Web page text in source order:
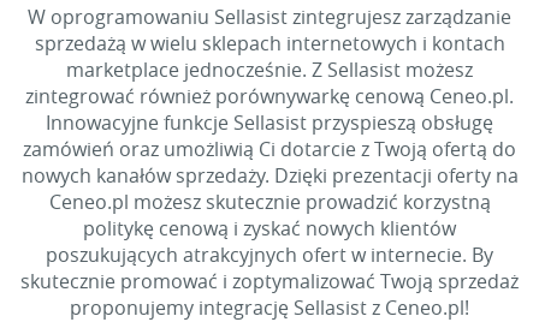
W oprogramowaniu Sellasist zintegrujesz zarządzanie
sprzedażą w wielu sklepach internetowych i kontach
marketplace jednocześnie. Z Sellasist możesz
zintegrować również porównywarkę cenową Ceneo.pl.
Innowacyjne funkcje Sellasist przyspieszą obsługę
zamówień oraz umożliwią Ci dotarcie z Twoją ofertą do
nowych kanałów sprzedaży. Dzięki prezentacji oferty na
Ceneo.pl możesz skutecznie prowadzić korzystną
politykę cenową i zyskać nowych klientów
poszukujących atrakcyjnych ofert w internecie. By
skutecznie promować i zoptymalizować Twoją sprzedaż
proponujemy integrację Sellasist z Ceneo.pl!